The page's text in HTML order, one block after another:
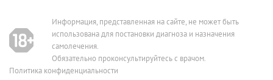
Информация, представленная на сайте, не может быть
использована для постановки диагноза и назначения
самолечения.
Обязательно проконсультируйтесь с врачом.
Политика конфиденциальности